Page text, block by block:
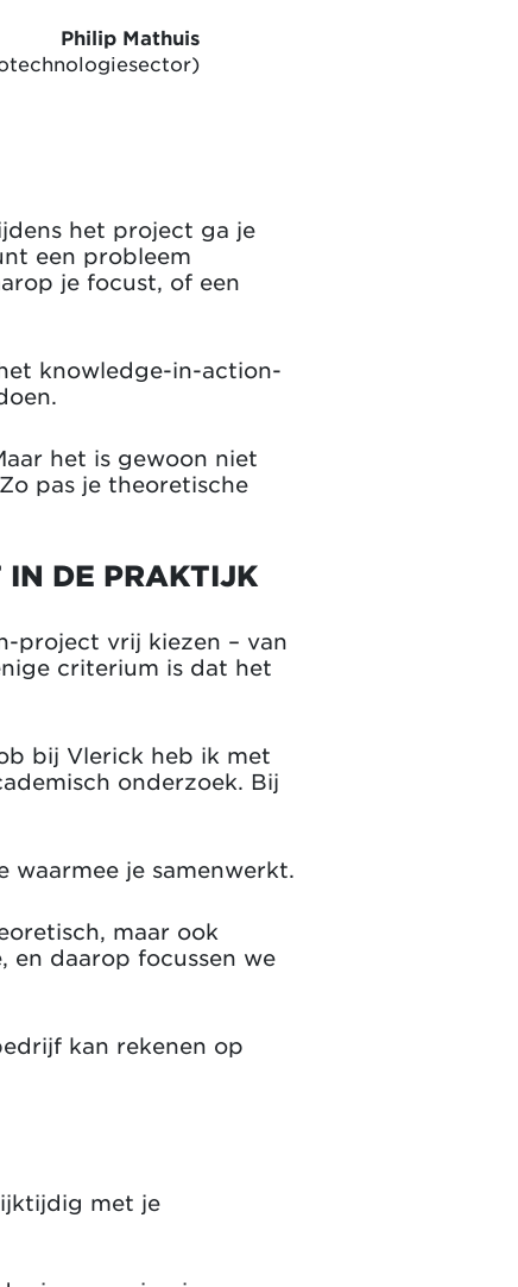
Philip Mathuis
het project ga je
een probleem
je focust, of een
knowledge-in-action-
het is gewoon niet
pas je theoretische
IN DE PRAKTIJK
project vrij kiezen – van
criterium is dat het
bij Vlerick heb ik met
onderzoek. Bij
waarmee je samenwerkt.
maar ook
daarop focussen we
kan rekenen op
met je